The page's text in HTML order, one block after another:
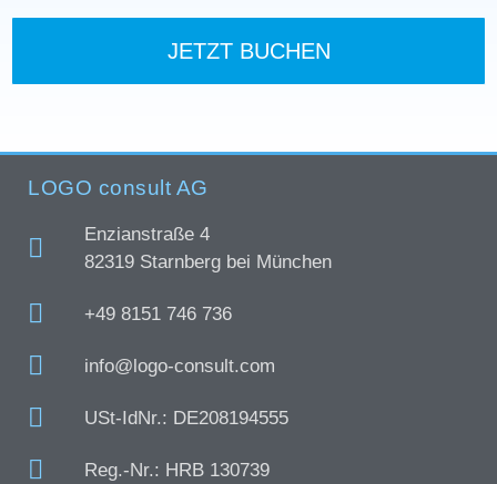
JETZT BUCHEN
LOGO consult AG
Enzianstraße 4
82319 Starnberg bei München
+49 8151 746 736
info@logo-consult.com
USt-IdNr.: DE208194555
Reg.-Nr.: HRB 130739